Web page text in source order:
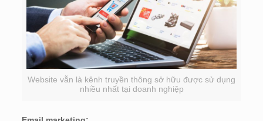
Website vẫn là kênh truyền thông sở hữu được sử dụng
nhiều nhất tại doanh nghiệp